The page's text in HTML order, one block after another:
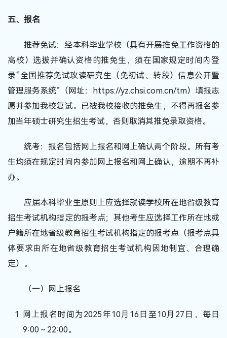
五、报名
推荐免试：经本科毕业学校（具有开展推免工作资格的
高校）选拔并确认资格的推免生，须在国家规定时间内登
录“全国推荐免试攻读研究生（免初试、转段）信息公开暨
管理服务系统”（网址：https://yz.chsi.com.cn/tm）填报志
愿并参加我校复试。已被我校接收的推免生，不得再报名参
加当年硕士研究生招生考试，否则取消其推免录取资格。
统考：报名包括网上报名和网上确认两个阶段。所有考
生均须在规定时间内参加网上报名和网上确认，逾期不再补
办。
应届本科毕业生原则上应选择就读学校所在地省级教育
招生考试机构指定的报考点；其他考生应选择工作所在地或
户籍所在地省级教育招生考试机构指定的报考点（报考点具
体要求由所在地省级教育招生考试机构因地制宜、合理确
定）。
（一）网上报名
网上报名时间为2025年10月16日至10月27日，每日
9:00～22:00。